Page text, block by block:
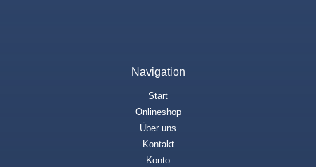
Navigation
Start
Onlineshop
Über uns
Kontakt
Konto